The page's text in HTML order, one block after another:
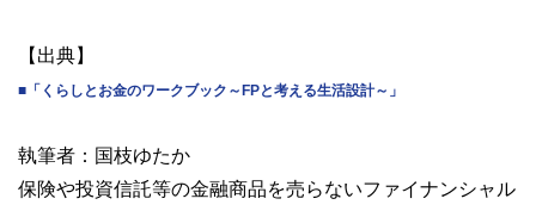
【出典】
■「くらしとお金のワークブック～FPと考える生活設計～」
執筆者：国枝ゆたか
保険や投資信託等の金融商品を売らないファイナンシャル